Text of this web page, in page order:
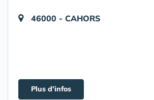
46000 - CAHORS
Plus d'infos